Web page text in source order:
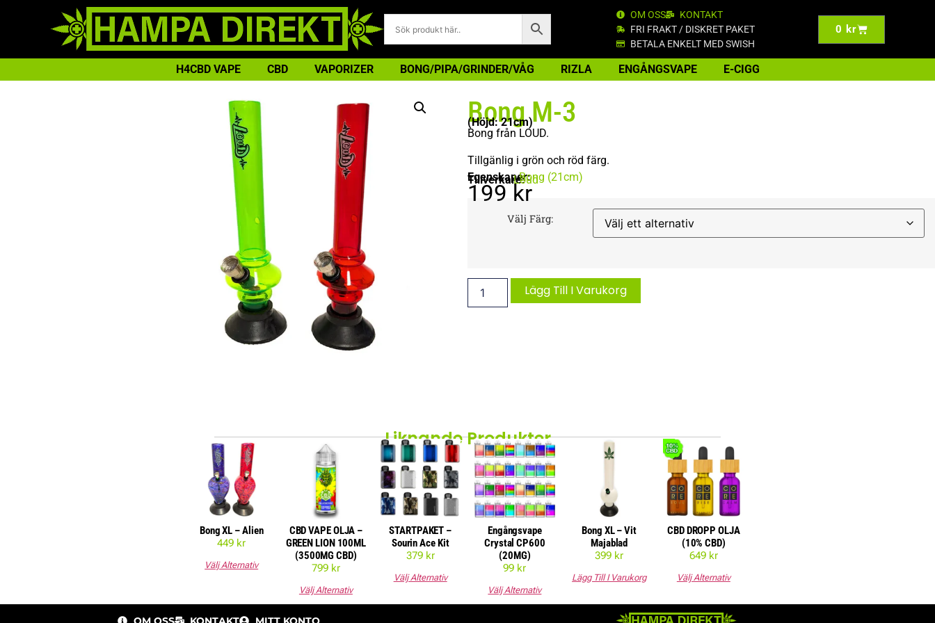
OM OSS
KONTAKT
FRI FRAKT / DISKRET PAKET
BETALA ENKELT MED SWISH
0 kr
H4CBD VAPE CBD VAPORIZER BONG/PIPA/GRINDER/VÅG RIZLA ENGÅNGSVAPE E-CIGG
Bong M-3
(Höjd: 21cm)
Bong från LOUD.
Tillgänlig i grön och röd färg.
Egenskaper:Bong (21cm)
Tillverkare:Loud
199 kr
Välj Färg:
Lägg Till I Varukorg
Liknande Produkter
Bong XL – Alien
449 kr
Välj Alternativ
CBD VAPE OLJA –
GREEN LION 100ML
(3500MG CBD)
799 kr
Välj Alternativ
STARTPAKET –
Sourin Ace Kit
379 kr
Välj Alternativ
Engångsvape
Crystal CP600
(20MG)
99 kr
Välj Alternativ
Bong XL – Vit
Majablad
399 kr
Lägg Till I Varukorg
CBD DROPP OLJA
(10% CBD)
649 kr
Välj Alternativ